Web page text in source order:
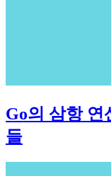
Go의 삼항 연
들